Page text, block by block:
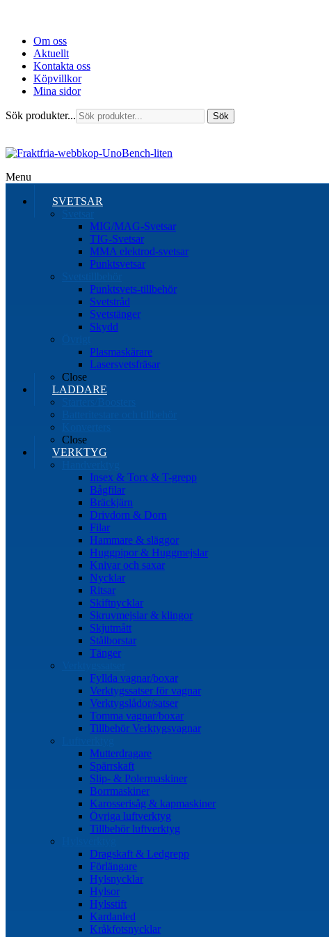
Om oss
Aktuellt
Kontakta oss
Köpvillkor
Mina sidor
Sök produkter... Sök
Menu
SVETSAR
MIG/MAG-Svetsar
TIG-Svetsar
MMA elektrod-svetsar
Punktsvetsar
Punktsvets-tillbehör
Svetstråd
Svetstänger
Skydd
Plasmaskärare
Lasersvetsfräsar
Close
LADDARE
Close
VERKTYG
Insex & Torx & T-grepp
Bågfilar
Bräckjärn
Drivdorn & Dorn
Filar
Hammare & släggor
Huggpipor & Huggmejslar
Knivar och saxar
Nycklar
Ritsar
Skiftnycklar
Skruvmejslar & klingor
Skjutmått
Stålborstar
Tänger
Fyllda vagnar/boxar
Verktygssatser för vagnar
Verktygslådor/satser
Tomma vagnar/boxar
Tillbehör Verktygsvagnar
Mutterdragare
Spärrskaft
Slip- & Polermaskiner
Borrmaskiner
Karosserisåg & kapmaskiner
Övriga luftverktyg
Tillbehör luftverktyg
Dragskaft & Ledgrepp
Förlängare
Hylsnycklar
Hylsor
Hylsstift
Kardanled
Kråkfotsnycklar